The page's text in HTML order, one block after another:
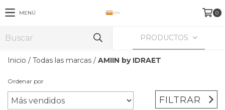
MENÚ 0
PRODUCTOS
Inicio / Todas las marcas / AMIIN by IDRAET
Ordenar por
FILTRAR